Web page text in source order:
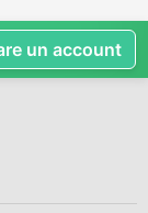
un account